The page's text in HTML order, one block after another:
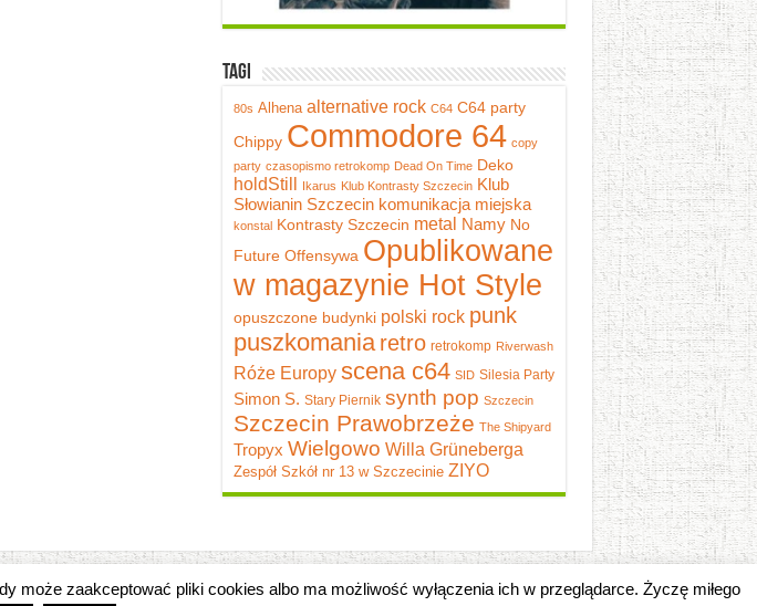
Tagi
80s Alhena alternative rock C64 C64 party
Chippy Commodore 64 copy
party czasopismo retrokomp Dead On Time Deko
holdStill Ikarus Klub Kontrasty Szczecin Klub
Słowianin Szczecin komunikacja miejska
konstal Kontrasty Szczecin metal Namy No
Future Offensywa Opublikowane
w magazynie Hot Style
opuszczone budynki polski rock punk
puszkomania retro retrokomp Riverwash
Róże Europy scena c64 SID Silesia Party
Simon S. Stary Piernik synth pop Szczecin
Szczecin Prawobrzeże The Shipyard
Tropyx Wielgowo Willa Grüneberga
Zespół Szkół nr 13 w Szczecinie ZIYO
zaakceptować pliki cookies albo ma możliwość wyłączenia ich w przeglądarce. Życzę miłego